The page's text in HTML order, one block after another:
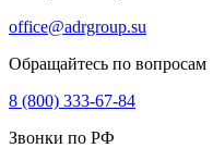
office@adrgroup.su
Обращайтесь по вопросам
8 (800) 333-67-84
Звонки по РФ